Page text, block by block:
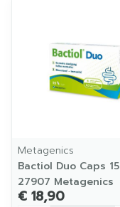
Metagenics
Bactiol Duo Caps 15
27907 Metagenics
€ 18,90